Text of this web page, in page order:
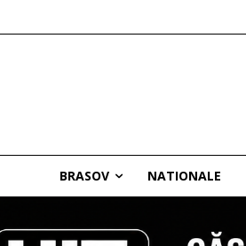
BRASOV NATIONALE